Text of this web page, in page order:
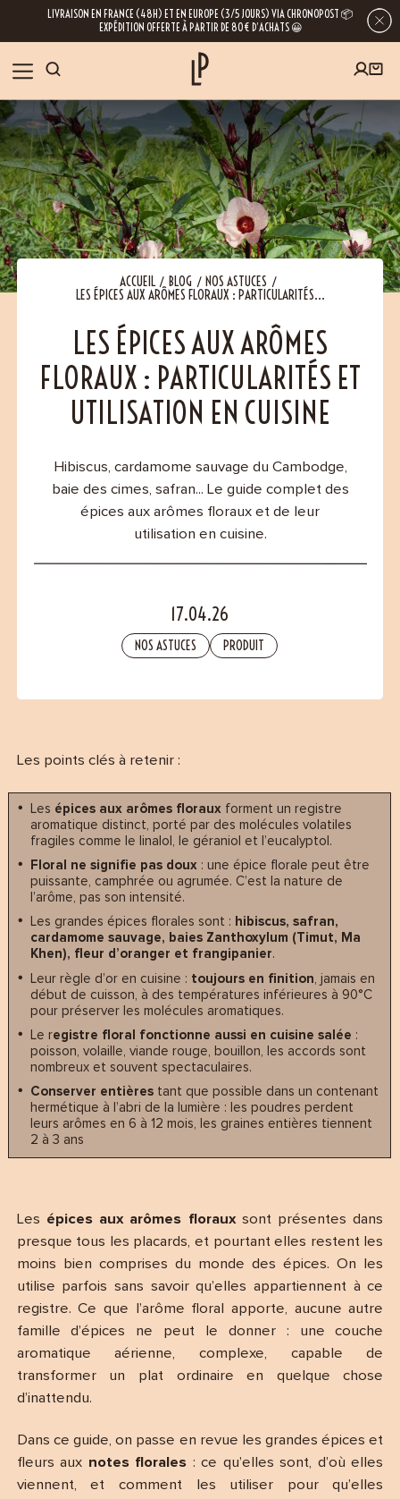
LIVRAISON EN FRANCE (48H) ET EN EUROPE (3/5 JOURS) VIA CHRONOPOST 📦
EXPÉDITION OFFERTE À PARTIR DE 80€ D’ACHATS 😀
NOS ÉPICES
RECETTES
BLOG
À PROPOS
NOUS RENDRE VISITE
Contact
ACCUEIL BLOG NOS ASTUCES
LES ÉPICES AUX ARÔMES FLORAUX : PARTICULARITÉS...
LES ÉPICES AUX ARÔMES
FLORAUX : PARTICULARITÉS ET
UTILISATION EN CUISINE
Hibiscus, cardamome sauvage du Cambodge,
baie des cimes, safran... Le guide complet des
épices aux arômes floraux et de leur
utilisation en cuisine.
17.04.26
NOS ASTUCES PRODUIT
Les points clés à retenir :
Les épices aux arômes floraux forment un registre
aromatique distinct, porté par des molécules volatiles
fragiles comme le linalol, le géraniol et l’eucalyptol.
Floral ne signifie pas doux: une épice florale peut être
puissante, camphrée ou agrumée. C’est la nature de
l’arôme, pas son intensité.
Les grandes épices florales sont : hibiscus, safran,
cardamome sauvage, baies Zanthoxylum (Timut, Ma
Khen), fleur d’oranger et frangipanier.
Leur règle d’or en cuisine : toujours en finition , jamais en
début de cuisson, à des températures inférieures à 90°C
pour préserver les molécules aromatiques.
Le registre floral fonctionne aussi en cuisine salée :
poisson, volaille, viande rouge, bouillon, les accords sont
nombreux et souvent spectaculaires.
Conserver entièrestant que possible dans un contenant
hermétique à l’abri de la lumière : les poudres perdent
leurs arômes en 6 à 12 mois, les graines entières tiennent
2 à 3 ans
Les épices aux arômes florauxsont présentes dans
presque tous les placards, et pourtant elles restent les
moins bien comprises du monde des épices. On les
utilise parfois sans savoir qu’elles appartiennent à ce
registre. Ce que l’arôme floral apporte, aucune autre
famille d’épices ne peut le donner : une couche
aromatique aérienne, complexe, capable de
transformer un plat ordinaire en quelque chose
d’inattendu.
Dans ce guide, on passe en revue les grandes épices et
fleurs aux notes florales : ce qu’elles sont, d’où elles
viennent, et comment les utiliser pour qu’elles
INSCRIVEZ-VOUS À LA NEWSLETTER
En laissant votre e-mail, vous obtenez l’accès à nos newsletters riches en
conseils, inspirations et informations sur nos dernières nouveautés. Bien sûr, se